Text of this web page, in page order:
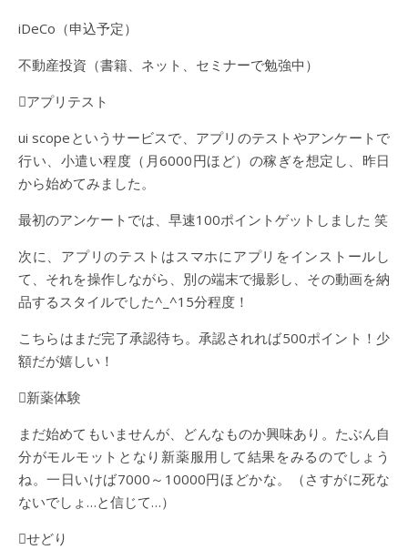
iDeCo（申込予定）
不動産投資（書籍、ネット、セミナーで勉強中）
アプリテスト
ui scopeというサービスで、アプリのテストやアンケートで
行い、小遣い程度（月6000円ほど）の稼ぎを想定し、昨日
から始めてみました。
最初のアンケートでは、早速100ポイントゲットしました 笑
次に、アプリのテストはスマホにアプリをインストールし
て、それを操作しながら、別の端末で撮影し、その動画を納
品するスタイルでした^_^15分程度！
こちらはまだ完了承認待ち。承認されれば500ポイント！少
額だが嬉しい！
新薬体験
まだ始めてもいませんが、どんなものか興味あり。たぶん自
分がモルモットとなり新薬服用して結果をみるのでしょう
ね。一日いけば7000～10000円ほどかな。（さすがに死な
ないでしょ…と信じて…）
せどり